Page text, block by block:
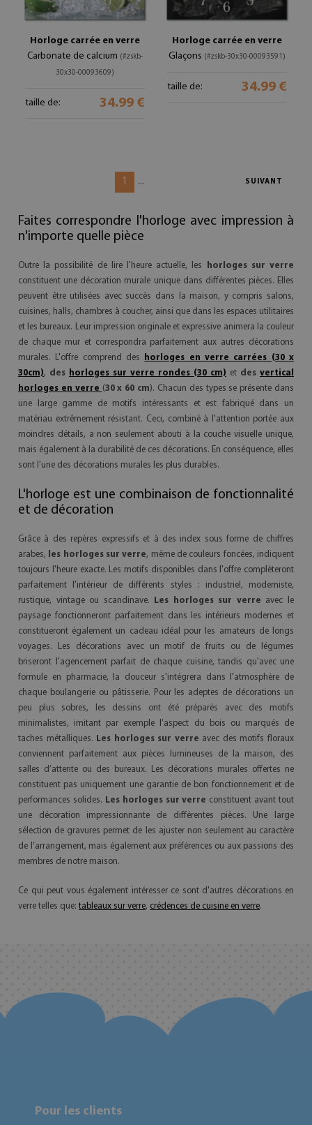
Horloge carrée en verre
Carbonate de calcium (#zskb-
30x30-00093609)
taille de: 34.99 €
Horloge carrée en verre
Glaçons (#zskb-30x30-00093591)
taille de: 34.99 €
1 ... SUIVANT
Faites correspondre l'horloge avec impression à
n'importe quelle pièce
Outre la possibilité de lire l'heure actuelle, les
horloges sur verre
constituent une décoration murale unique dans différentes pièces. Elles
peuvent être utilisées avec succès dans la maison, y compris salons,
cuisines, halls, chambres à coucher, ainsi que dans les espaces utilitaires
et les bureaux. Leur impression originale et expressive animera la couleur
de chaque mur et correspondra parfaitement aux autres décorations
murales. L'offre comprend des
horloges en verre carrées (30 x
30cm), des horloges sur verre rondes (30 cm) et des vertical
horloges en verre (30 x 60 cm). Chacun des types se présente dans
une large gamme de motifs intéressants et est fabriqué dans un
matériau extrêmement résistant. Ceci, combiné à l'attention portée aux
moindres détails, a non seulement abouti à la couche visuelle unique,
mais également à la durabilité de ces décorations. En conséquence, elles
sont l'une des décorations murales les plus durables.
L'horloge est une combinaison de fonctionnalité
et de décoration
Grâce à des repères expressifs et à des index sous forme de chiffres
arabes,
les horloges sur verre, même de couleurs foncées, indiquent
toujours l'heure exacte. Les motifs disponibles dans l'offre complèteront
parfaitement l'intérieur de différents styles : industriel, moderniste,
rustique, vintage ou scandinave.
Les horloges sur verre avec le
paysage fonctionneront parfaitement dans les intérieurs modernes et
constitueront également un cadeau idéal pour les amateurs de longs
voyages. Les décorations avec un motif de fruits ou de légumes
briseront l'agencement parfait de chaque cuisine, tandis qu'avec une
formule en pharmacie, la douceur s'intégrera dans l'atmosphère de
chaque boulangerie ou pâtisserie. Pour les adeptes de décorations un
peu plus sobres, les dessins ont été préparés avec des motifs
minimalistes, imitant par exemple l’aspect du bois ou marqués de
taches métalliques.
Les horloges sur verre avec des motifs floraux
conviennent parfaitement aux pièces lumineuses de la maison, des
salles d’attente ou des bureaux. Les décorations murales offertes ne
constituent pas uniquement une garantie de bon fonctionnement et de
performances solides. Les horloges sur verre constituent avant tout
une décoration impressionnante de différentes pièces. Une large
sélection de gravures permet de les ajuster non seulement au caractère
de l’arrangement, mais également aux préférences ou aux passions des
membres de notre maison.
Ce qui peut vous également intéresser ce sont d'autres décorations en
verre telles que: tableaux sur verre, crédences de cuisine en verre.
Pour les clients